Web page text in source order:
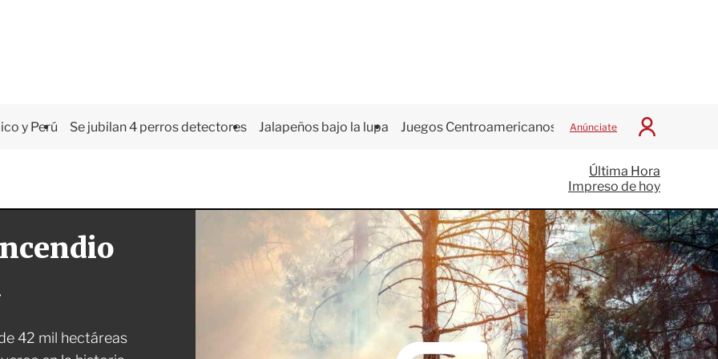
y Perú Se jubilan 4 perros detectores Jalapeños bajo la lupa Juegos Centroamericanos Anúnciate
I
c
i
a
r
S
e
s
i
ó
n
Última Hora
Impreso de hoy
42 mil hectáreas